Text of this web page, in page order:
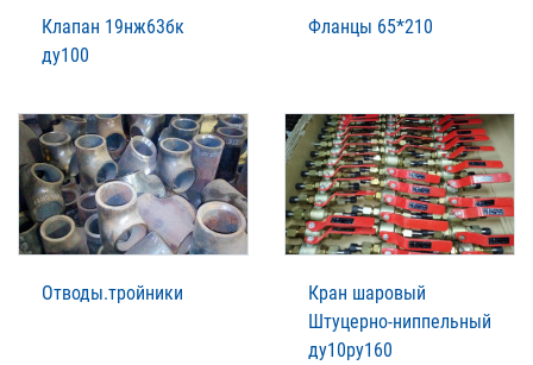
Клапан 19нж63бк
ду100
Фланцы 65*210
Отводы.тройники
Кран шаровый
Штуцерно-ниппельный
ду10ру160